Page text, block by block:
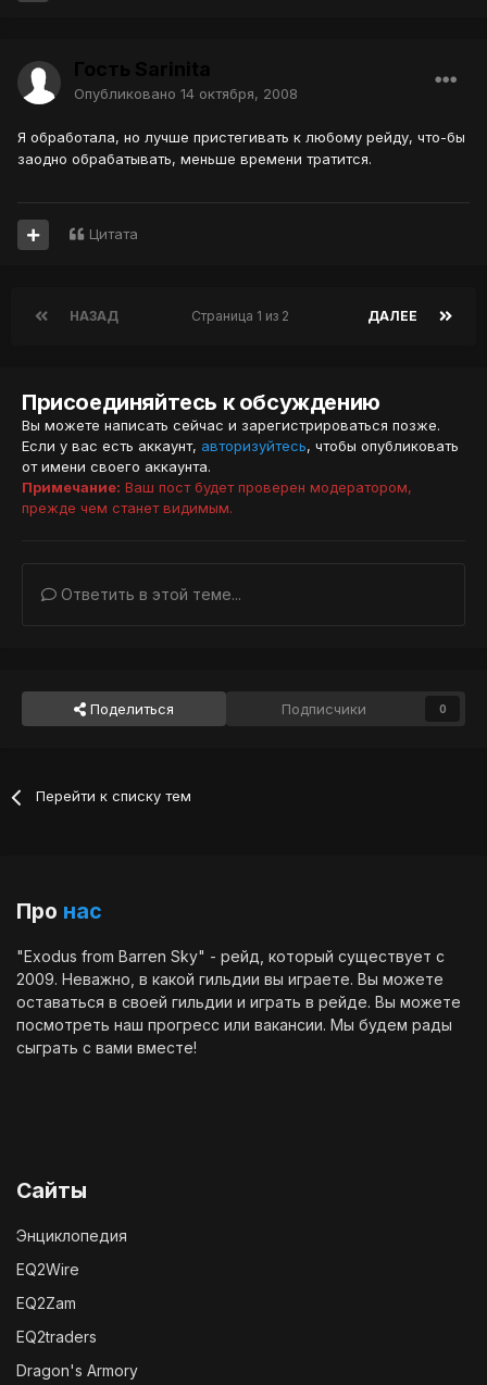
Опубликовано 14 октября, 2008
Я обработала, но лучше пристегивать к любому рейду, что-бы
заодно обрабатывать, меньше времени тратится.
Цитата
НАЗАД ДАЛЕЕ
Страница 1 из 2
Присоединяйтесь к обсуждению
Вы можете написать сейчас и зарегистрироваться позже.
Если у вас есть аккаунт, авторизуйтесь, чтобы опубликовать
от имени своего аккаунта.
Примечание: Ваш пост будет проверен модератором,
прежде чем станет видимым.
Ответить в этой теме...
Поделиться Подписчики 0
Перейти к списку тем
Про нас
"Exodus from Barren Sky" - рейд, который существует с
2009. Неважно, в какой гильдии вы играете. Вы можете
оставаться в своей гильдии и играть в рейде. Вы можете
посмотреть наш прогресс или вакансии. Мы будем рады
сыграть с вами вместе!
Сайты
Энциклопедия
EQ2Wire
EQ2Zam
EQ2traders
Dragon's Armory